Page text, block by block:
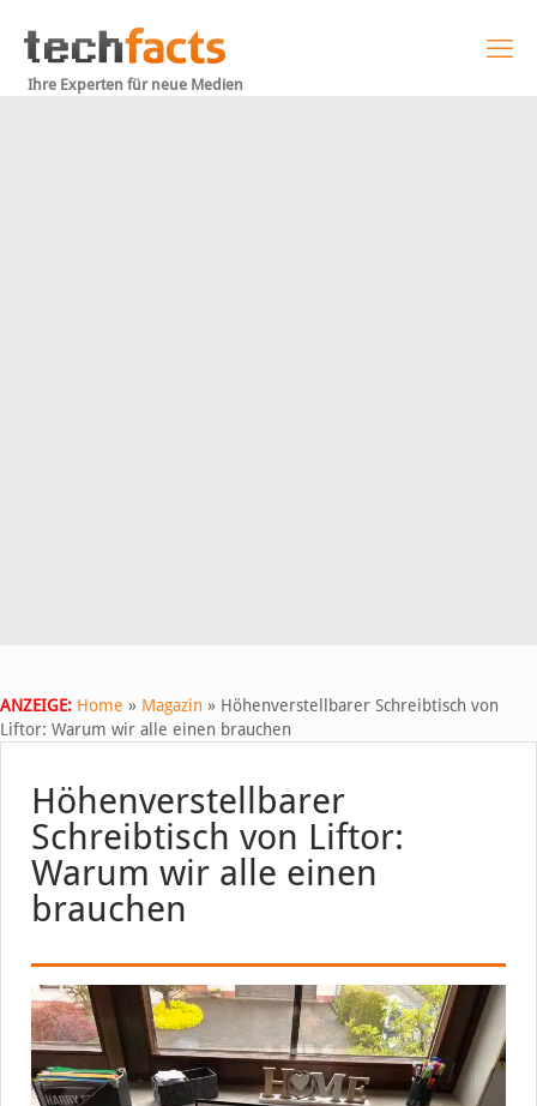
Ihre Experten für neue Medien
ANZEIGE: Home » Magazin » Höhenverstellbarer Schreibtisch von
Liftor: Warum wir alle einen brauchen
Höhenverstellbarer
Schreibtisch von Liftor:
Warum wir alle einen
brauchen